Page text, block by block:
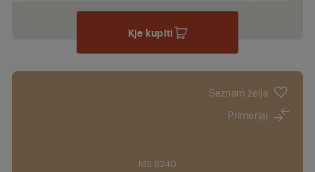
Kje kupiti
Seznam želja
Primerjaj
MS 6240